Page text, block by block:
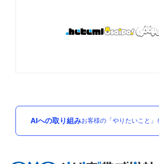
AIへの取り組みお客様の「やりたいこと」